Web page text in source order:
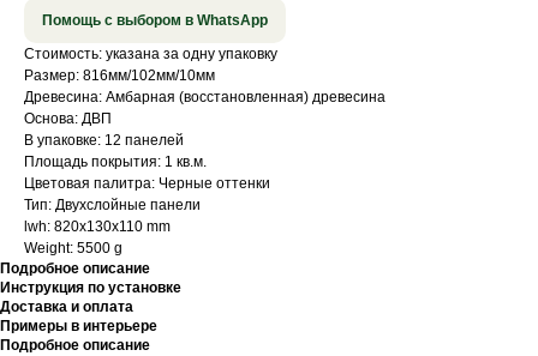
Помощь с выбором в WhatsApp
Стоимость: указана за одну упаковку
Размер: 816мм/102мм/10мм
Древесина: Амбарная (восстановленная) древесина
Основа: ДВП
В упаковке: 12 панелей
Площадь покрытия: 1 кв.м.
Цветовая палитра: Черные оттенки
Тип: Двухслойные панели
lwh: 820x130x110 mm
Weight: 5500 g
Подробное описание
Инструкция по установке
Доставка и оплата
Примеры в интерьере
Подробное описание